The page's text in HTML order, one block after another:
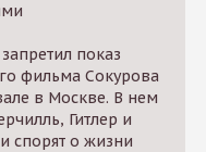
показ
фильма Сокурова
в Москве. В нем
Гитлер и
спорят о жизни